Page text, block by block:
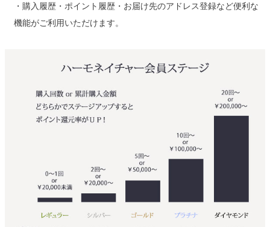
・購入履歴・ポイント履歴・お届け先のアドレス登録など便利な
機能がご利用いただけます。